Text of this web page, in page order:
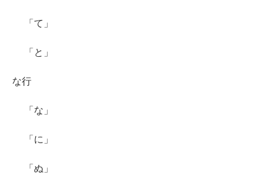
「て」
「と」
な行
「な」
「に」
「ぬ」